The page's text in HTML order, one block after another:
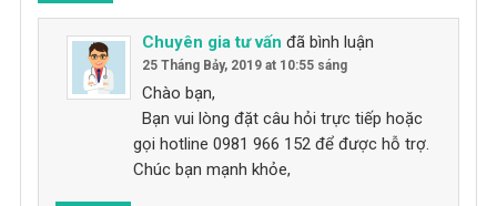
Chuyên gia tư vấn đã bình luận
25 Tháng Bảy, 2019 at 10:55 sáng
Chào bạn,
Bạn vui lòng đặt câu hỏi trực tiếp hoặc
gọi hotline 0981 966 152 để được hỗ trợ.
Chúc bạn mạnh khỏe,